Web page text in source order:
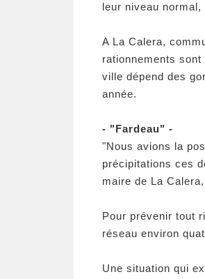
leur niveau
A La Calera,
rationnements
ville dépend des
année.
- "Fardeau" -
"Nous avions la
précipitations ces
maire de La
Pour prévenir tout
réseau environ
Une situation qui